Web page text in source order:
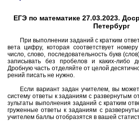
ЕГЭ по математике 27.03.2023.
Петербург
При вы­пол­не­нии за­да­ний с крат­ким
ве­та цифру, ко­то­рая со­от­вет­ству­ет
число, слово, по­сле­до­ва­тель­ность букв
за­пи­сы­вать без про­бе­лов и каких-либо
Дроб­ную часть от­де­ляй­те от целой
ре­ний пи­сать не нужно.
Если ва­ри­ант задан учи­те­лем, вы
си­сте­му от­ве­ты к за­да­ни­ям с раз­вер­ну­тым
зуль­та­ты вы­пол­не­ния за­да­ний с крат­ким
гру­жен­ные от­ве­ты к за­да­ни­ям с
учи­те­лем баллы отоб­ра­зят­ся в вашей